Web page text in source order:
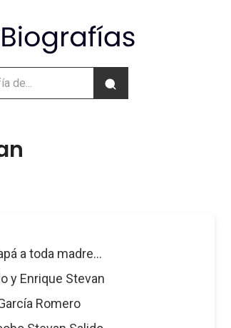
a toda madre...
y Enrique Stevan
Romero